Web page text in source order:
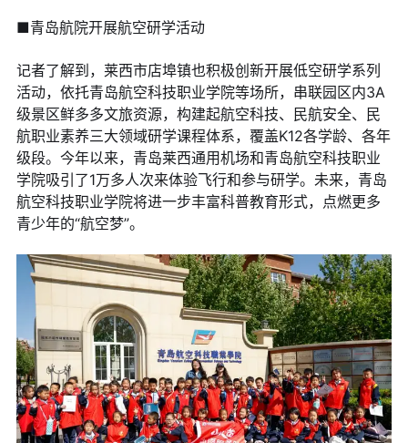
■青岛航院开展航空研学活动
记者了解到，莱西市店埠镇也积极创新开展低空研学系列
活动，依托青岛航空科技职业学院等场所，串联园区内3A
级景区鲜多多文旅资源，构建起航空科技、民航安全、民
航职业素养三大领域研学课程体系，覆盖K12各学龄、各年
级段。今年以来，青岛莱西通用机场和青岛航空科技职业
学院吸引了1万多人次来体验飞行和参与研学。未来，青岛
航空科技职业学院将进一步丰富科普教育形式，点燃更多
青少年的“航空梦”。